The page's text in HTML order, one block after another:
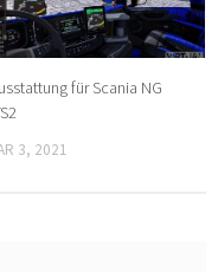
für Scania NG
3, 2021